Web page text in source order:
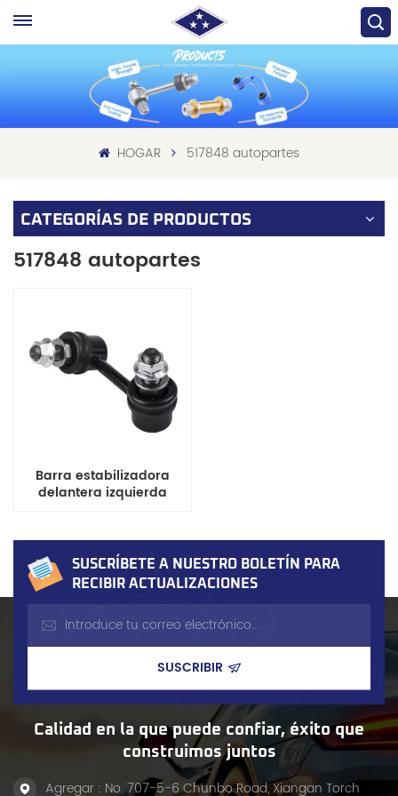
HOGAR 517848 autopartes
CATEGORÍAS DE PRODUCTOS
517848 autopartes
Barra estabilizadora
delantera izquierda
SUSCRÍBETE A NUESTRO BOLETÍN PARA
RECIBIR ACTUALIZACIONES
Calidad en la que puede confiar, éxito que
construimos juntos
Agregar : No. 707-5-6 Chunbo Road, Xiangan Torch